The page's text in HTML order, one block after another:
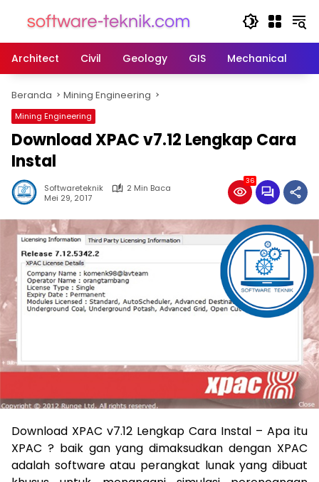
Architect
Civil Geology GIS Mechanical
Beranda Mining Engineering
Mining Engineering
Download XPAC v7.12 Lengkap Cara
Instal
Softwareteknik
2 Min Baca
Mei 29, 2017
36
Download XPAC v7.12 Lengkap Cara Instal – Apa itu
XPAC ? baik gan yang dimaksudkan dengan XPAC
adalah software atau perangkat lunak yang dibuat